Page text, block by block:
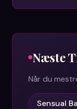
Næste
Når du
Sensual